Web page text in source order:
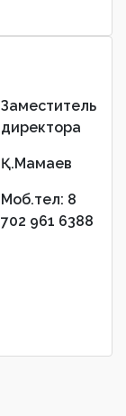
Заместитель
директора
Қ.Мамаев
Моб.тел: 8
702 961 6388